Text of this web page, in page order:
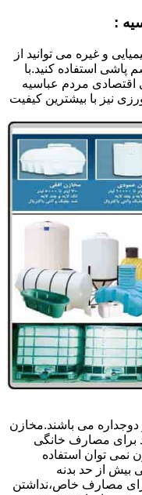
:
و غیره می توانید از
پاشی استفاده کنید.با
اقتصادی مردم عباسیه
نیز با بیشترین کیفیت
می باشند.مخازن
برای مصارف خانگی
نمی توان استفاده
بیش از حد بدنه
مصارف خاص،نداشتن